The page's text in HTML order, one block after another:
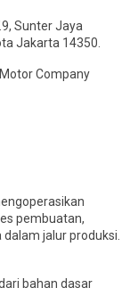
Sunter Jaya
Jakarta 14350.
Company
pembuatan,
jalur produksi.
bahan dasar